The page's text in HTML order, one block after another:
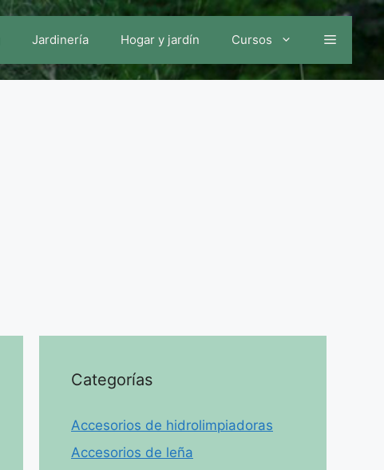
Jardinería Hogar y jardín Cursos
Categorías
Accesorios de hidrolimpiadoras
Accesorios de leña